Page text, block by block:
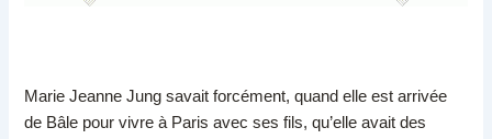
Marie Jeanne Jung savait forcément, quand elle est arrivée
de Bâle pour vivre à Paris avec ses fils, qu’elle avait des